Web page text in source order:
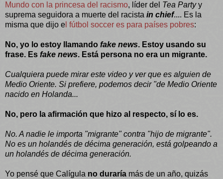
Mundo con la princesa del racismo, líder del Tea Partyy
suprema seguidora a muerte del racista in chief.... Es la
misma que dijo e l fútbol soccer es para países pobres:
No, yo lo estoy llamando fake news. Estoy usando su
frase. Es fake news. Está persona no era un migrante.
Cualquiera puede mirar este video y ver que es alguien de
Medio Oriente. Si prefiere, podemos decir "de Medio Oriente
nacido en Holanda...
No, pero la afirmación que hizo al respecto, sí lo es.
No. A nadie le importa "migrante" contra "hijo de migrante".
No es un holandés de décima generación, está golpeando a
un holandés de décima generación.
Yo pensé que Calígula no duraría más de un año, quizás